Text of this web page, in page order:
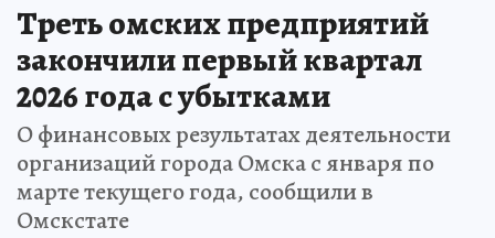
Треть омских предприятий
закончили первый квартал
2026 года с убытками
О финансовых результатах деятельности
организаций города Омска с января по
марте текущего года, сообщили в
Омскстате